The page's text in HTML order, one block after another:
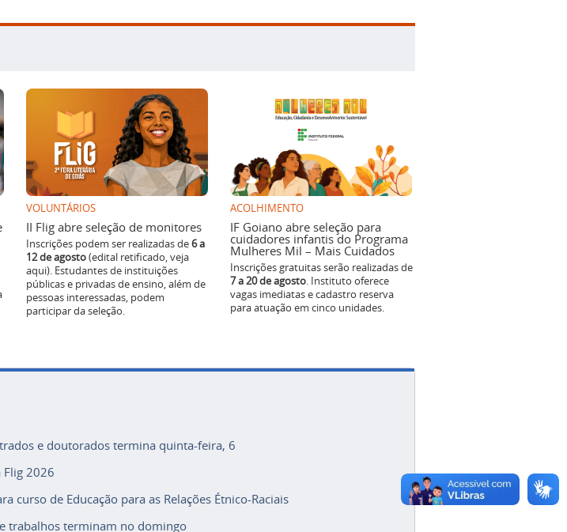
VOLUNTÁRIOS
II Flig abre seleção de monitores
Inscrições podem ser realizadas de6 a
12 de agosto(edital retificado, veja
aqui). Estudantes de instituições
públicas e privadas de ensino, além de
pessoas interessadas, podem
participar da seleção.
ACOLHIMENTO
IF Goiano abre seleção para
cuidadores infantis do Programa
Mulheres Mil – Mais Cuidados
Inscrições gratuitas serão realizadas de
7 a 20 de agosto. Instituto oferece
vagas imediatas e cadastro reserva
para atuação em cinco unidades.
e doutorados termina quinta-feira, 6
Flig 2026
curso de Educação para as Relações Étnico-Raciais
trabalhos terminam no domingo